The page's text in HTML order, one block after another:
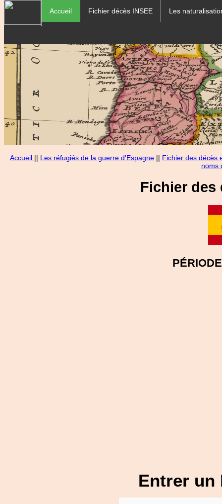
Accueil Fichier décès INSEE Les
Accueil || Les réfugiés de la guerre d'Espagne || Fichier des décès
noms
Fichier des
Entrer un